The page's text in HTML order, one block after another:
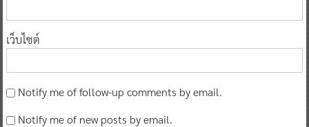
เว็บไซต์
Notify me of follow-up comments by email.
Notify me of new posts by email.